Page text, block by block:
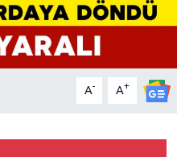
A- A+